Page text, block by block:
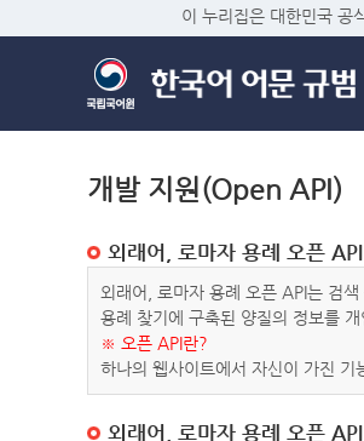
이 누리집은 대한민국 공
개발 지원(Open API)
외래어, 로마자 용례 오픈
외래어, 로마자 용례 오픈 API는 검
용례 찾기에 구축된 양질의 정보를
※ 오픈 API란?
하나의 웹사이트에서 자신이 가진 기
외래어, 로마자 용례 오픈